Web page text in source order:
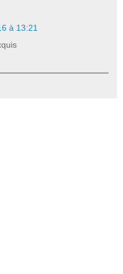
à 13:21